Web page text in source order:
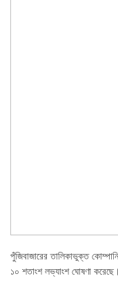
পুঁজিবাজারের তালিকাভুক্ত
১০ শতাংশ লভ্যাংশ ঘোষণা